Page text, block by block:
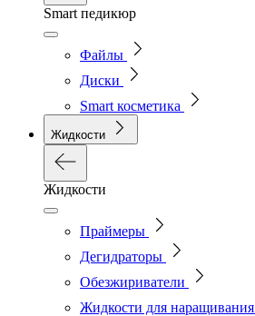
Smart педикюр
Файлы
Диски
Smart косметика
Жидкости
Жидкости
Праймеры
Дегидраторы
Обезжириватели
Жидкости для наращивания